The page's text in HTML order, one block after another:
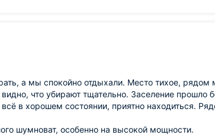
а мы спокойно отдыхали. Место тихое, рядом
что убирают тщательно. Заселение прошло
в хорошем состоянии, приятно находиться.
шумноват, особенно на высокой мощности.